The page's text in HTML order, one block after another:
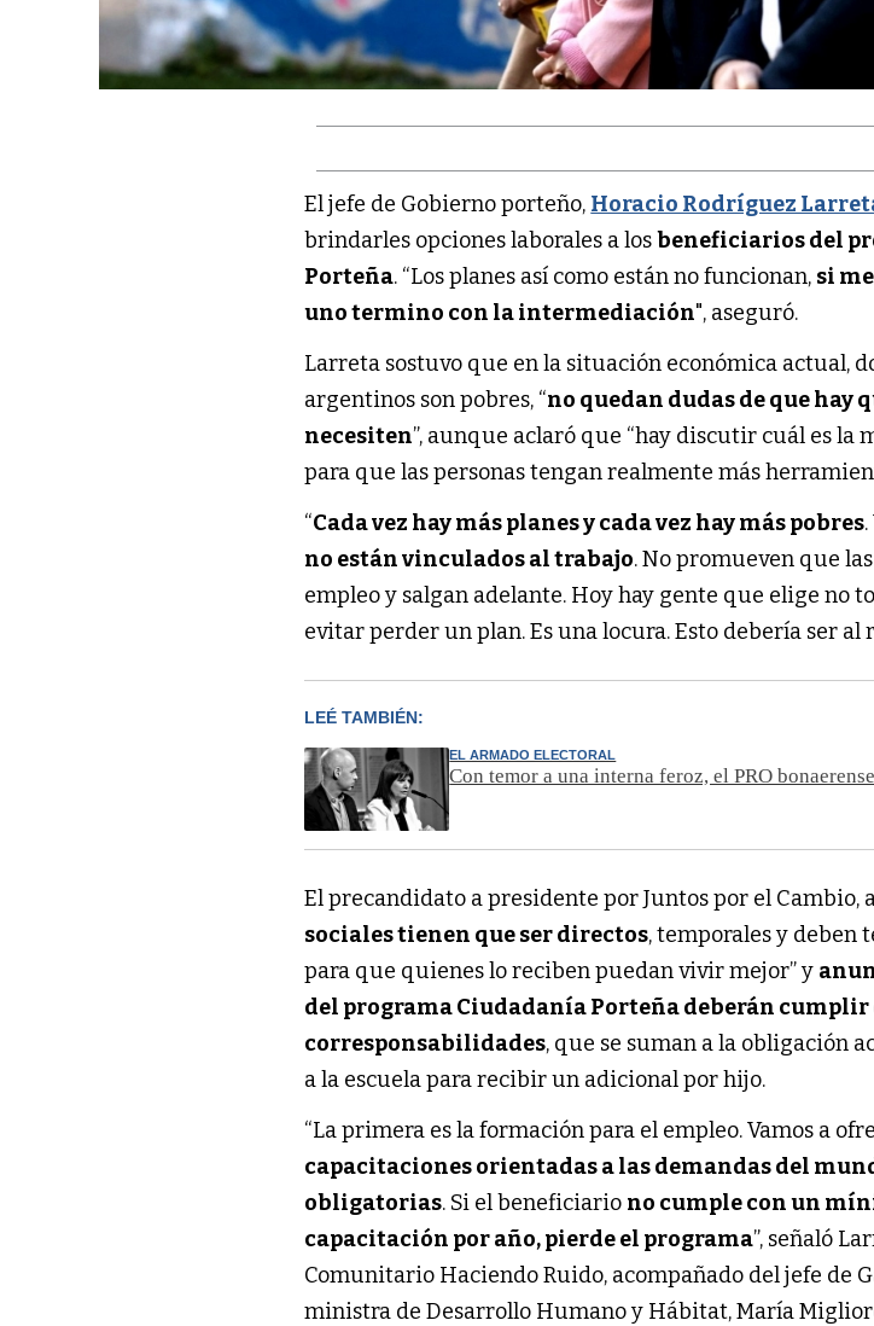
El jefe de Gobierno porteño, Horacio Rodríguez
brindarles opciones laborales a losbeneficiarios del
Porteña. “Los planes así como están no funcionan, si
uno termino con la intermediación", aseguró.
Larreta sostuvo que en la situación económica actual,
argentinos son pobres, “no quedan dudas de que hay
necesiten”, aunque aclaró que “hay discutir cuál es la
para que las personas tengan realmente más
“Cada vez hay más planes y cada vez hay más pobres
no están vinculados al trabajo. No promueven que
empleo y salgan adelante. Hoy hay gente que elige no
evitar perder un plan. Es una locura. Esto debería ser al
LEÉ TAMBIÉN:
EL ARMADO ELECTORAL
Con temor a una interna feroz, el PRO
El precandidato a presidente por Juntos por el Cambio,
sociales tienen que ser directos, temporales y deben
para que quienes lo reciben puedan vivir mejor” y
del programa Ciudadanía Porteña deberán cumplir
corresponsabilidades, que se suman a la obligación
a la escuela para recibir un adicional por hijo.
“La primera es la formación para el empleo. Vamos a
capacitaciones orientadas a las demandas del
obligatorias. Si el beneficiario no cumple con un
capacitación por año, pierde el programa”, señaló
Comunitario Haciendo Ruido, acompañado del jefe de
ministra de Desarrollo Humano y Hábitat, María